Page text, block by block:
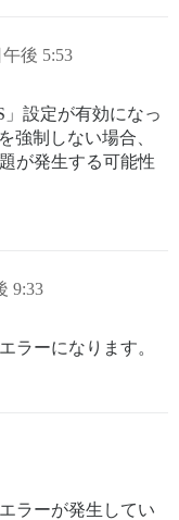
後 5:53
設定が有効になっ
強制しない場合、
が発生する可能性
9:33
ラーになります。
ラーが発生してい